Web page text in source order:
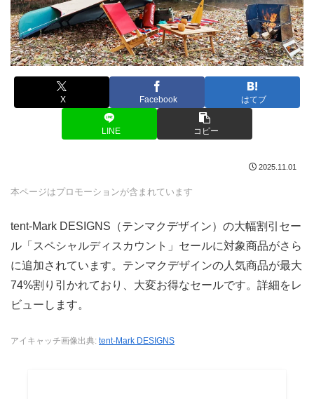
X Facebook はてブ
LINE コピー
2025.11.01
本ページはプロモーションが含まれています
tent-Mark DESIGNS（テンマクデザイン）の大幅割引セー
ル「スペシャルディスカウント」セールに対象商品がさら
に追加されています。テンマクデザインの人気商品が最大
74%割り引かれており、大変お得なセールです。詳細をレ
ビューします。
アイキャッチ画像出典: tent-Mark DESIGNS